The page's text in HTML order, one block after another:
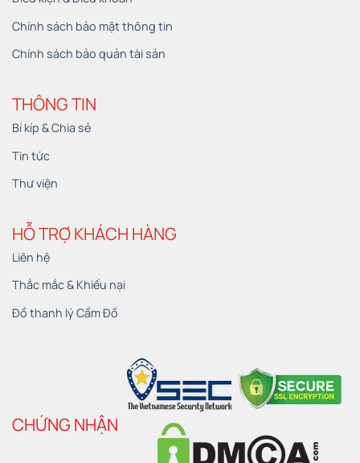
Chính sách bảo mật thông tin
Chính sách bảo quản tài sản
THÔNG TIN
Bí kíp & Chia sẻ
Tin tức
Thư viện
HỖ TRỢ KHÁCH HÀNG
Liên hệ
Thắc mắc & Khiếu nại
Đồ thanh lý Cầm Đồ
CHỨNG NHẬN